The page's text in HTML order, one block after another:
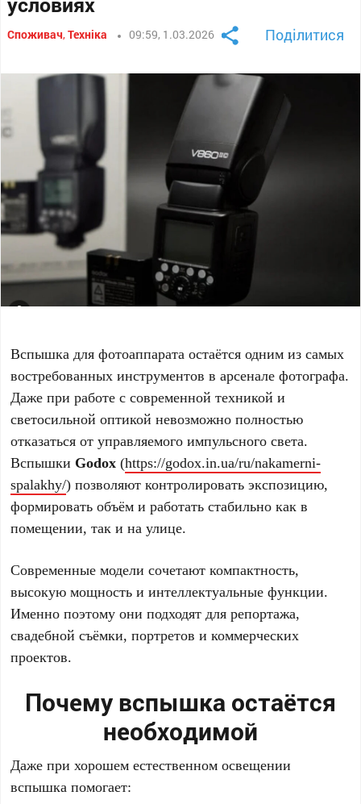
Споживач,Техніка 09:59, 1.03.2026 Поділитися
Вспышка для фотоаппарата остаётся одним из самых
востребованных инструментов в арсенале фотографа.
Даже при работе с современной техникой и
светосильной оптикой невозможно полностью
отказаться от управляемого импульсного света.
Вспышки Godox (https://godox.in.ua/ru/nakamerni-
spalakhy/) позволяют контролировать экспозицию,
формировать объём и работать стабильно как в
помещении, так и на улице.
Современные модели сочетают компактность,
высокую мощность и интеллектуальные функции.
Именно поэтому они подходят для репортажа,
свадебной съёмки, портретов и коммерческих
проектов.
Почему вспышка остаётся
необходимой
Даже при хорошем естественном освещении
вспышка помогает: